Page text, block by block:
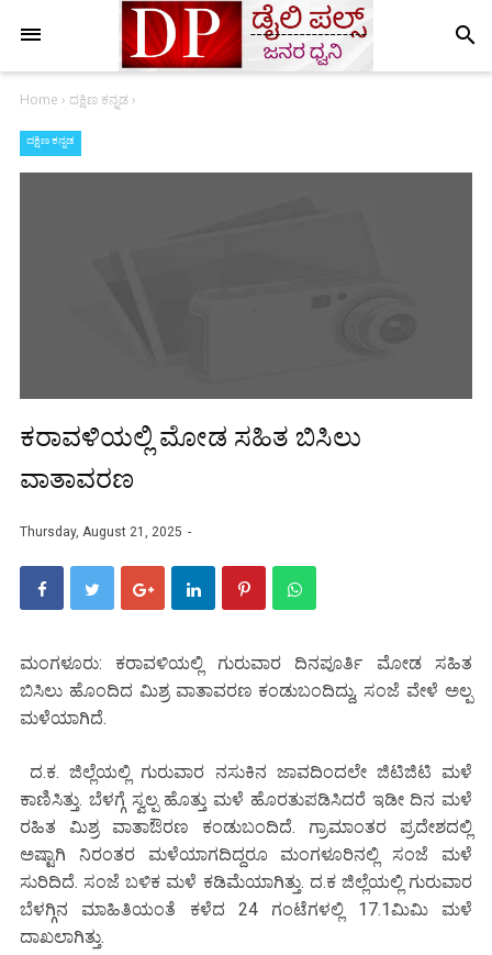
search
Home › ದಕ್ಷಿಣ ಕನ್ನಡ›
ದಕ್ಷಿಣ ಕನ್ನಡ
ಕರಾವಳಿಯಲ್ಲಿ ಮೋಡ ಸಹಿತ ಬಿಸಿಲು
ವಾತಾವರಣ
Thursday, August 21, 2025
ಮಂಗಳೂರು: ಕರಾವಳಿಯಲ್ಲಿ ಗುರುವಾರ ದಿನಪೂರ್ತಿ ಮೋಡ ಸಹಿತ
ಬಿಸಿಲು ಹೊಂದಿದ ಮಿಶ್ರ ವಾತಾವರಣ ಕಂಡುಬಂದಿದ್ದು, ಸಂಜೆ ವೇಳೆ ಅಲ್ಪ
ಮಳೆಯಾಗಿದೆ.
ದ.ಕ. ಜಿಲ್ಲೆಯಲ್ಲಿ ಗುರುವಾರ ನಸುಕಿನ ಜಾವದಿಂದಲೇ ಜಿಟಿಜಿಟಿ ಮಳೆ
ಕಾಣಿಸಿತ್ತು. ಬೆಳಗ್ಗೆ ಸ್ವಲ್ಪ ಹೊತ್ತು ಮಳೆ ಹೊರತುಪಡಿಸಿದರೆ ಇಡೀ ದಿನ ಮಳೆ
ರಹಿತ ಮಿಶ್ರ ವಾತಾಔರಣ ಕಂಡುಬಂದಿದೆ. ಗ್ರಾಮಾಂತರ ಪ್ರದೇಶದಲ್ಲಿ
ಅಷ್ಟಾಗಿ ನಿರಂತರ ಮಳೆಯಾಗದಿದ್ದರೂ ಮಂಗಳೂರಿನಲ್ಲಿ ಸಂಜೆ ಮಳೆ
ಸುರಿದಿದೆ. ಸಂಜೆ ಬಳಿಕ ಮಳೆ ಕಡಿಮೆಯಾಗಿತ್ತು. ದ.ಕ ಜಿಲ್ಲೆಯಲ್ಲಿ ಗುರುವಾರ
ಬೆಳಗ್ಗಿನ ಮಾಹಿತಿಯಂತೆ ಕಳೆದ 24 ಗಂಟೆಗಳಲ್ಲಿ 17.1ಮಿಮಿ ಮಳೆ
ದಾಖಲಾಗಿತ್ತು.